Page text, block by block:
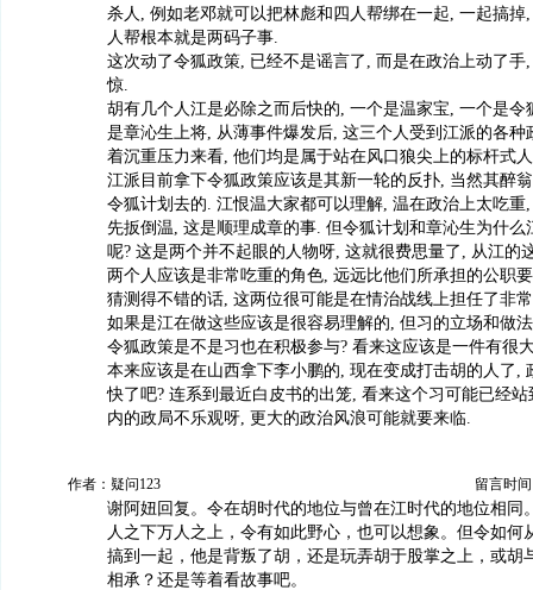
杀人, 例如老邓就可以把林彪和四人帮绑在一起, 一起搞掉
人帮根本就是两码子事.
这次动了令狐政策, 已经不是谣言了, 而是在政治上动了手
惊.
胡有几个人江是必除之而后快的, 一个是温家宝, 一个是令
是章沁生上将, 从薄事件爆发后, 这三个人受到江派的各种
着沉重压力来看, 他们均是属于站在风口狼尖上的标杆式
江派目前拿下令狐政策应该是其新一轮的反扑, 当然其醉
令狐计划去的. 江恨温大家都可以理解, 温在政治上太吃重
先扳倒温, 这是顺理成章的事. 但令狐计划和章沁生为什么
呢? 这是两个并不起眼的人物呀, 这就很费思量了, 从江的
两个人应该是非常吃重的角色, 远远比他们所承担的公职
猜测得不错的话, 这两位很可能是在情治战线上担任了非
如果是江在做这些应该是很容易理解的, 但习的立场和做
令狐政策是不是习也在积极参与? 看来这应该是一件有很
本来应该是在山西拿下李小鹏的, 现在变成打击胡的人了,
快了吧? 连系到最近白皮书的出笼, 看来这个习可能已经
内的政局不乐观呀, 更大的政治风浪可能就要来临.
作者：疑问123 留言时间
谢阿妞回复。令在胡时代的地位与曾在江时代的地位相同
人之下万人之上，令有如此野心，也可以想象。但令如何
搞到一起，他是背叛了胡，还是玩弄胡于股掌之上，或胡
相承？还是等着看故事吧。